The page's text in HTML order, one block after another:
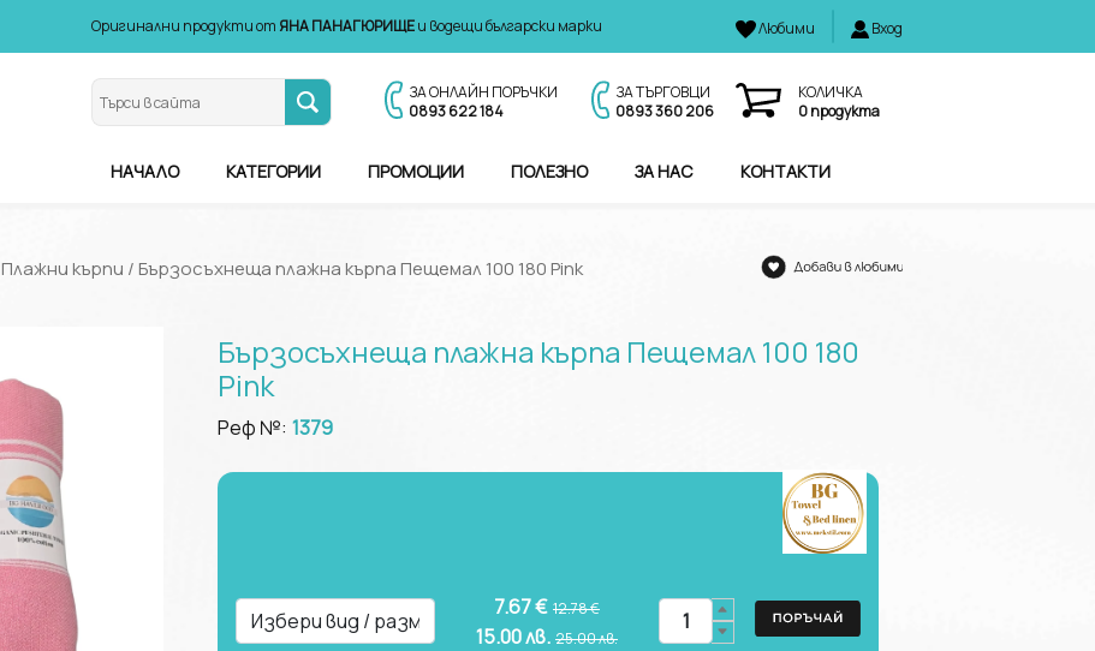
Оригинални продукти от ЯНА ПАНАГЮРИЩЕи водещи български марки Любими Вход
ЗА ОНЛАЙН ПОРЪЧКИ
0893 622 184
ЗА ТЪРГОВЦИ
0893 360 206
КОЛИЧКА
0продукта
НАЧАЛО КАТЕГОРИИ ПРОМОЦИИ ПОЛЕЗНО ЗА НАС КОНТАКТИ
Плажни кърпи / Бързосъхнеща плажна кърпа Пещемал 100 180 Pink
Бързосъхнеща плажна кърпа Пещемал 100 180
Pink
Реф №: 1379
7.67 € 12.78 €
15.00лв. 25.00лв.